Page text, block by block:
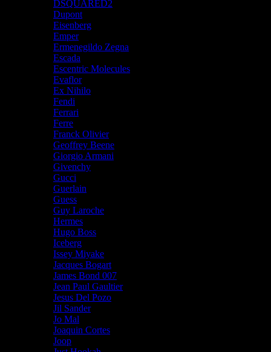
DSQUARED2
Dupont
Eisenberg
Emper
Ermenegildo Zegna
Escada
Escentric Molecules
Evaflor
Ex Nihilo
Fendi
Ferrari
Ferre
Franck Olivier
Geoffrey Beene
Giorgio Armani
Givenchy
Gucci
Guerlain
Guess
Guy Laroche
Hermes
Hugo Boss
Iceberg
Issey Miyake
Jacques Bogart
James Bond 007
Jean Paul Gaultier
Jesus Del Pozo
Jil Sander
Jo Mal
Joaquin Cortes
Joop